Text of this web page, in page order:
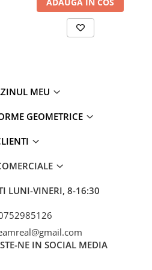
ADAUGA IN COS
MEU
GEOMETRICE
LUNI-VINERI, 8-16:30
NE IN SOCIAL MEDIA